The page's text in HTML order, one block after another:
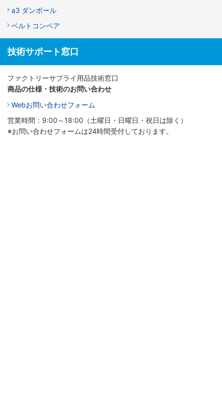
a3 ダンボール
ベルトコンベア
技術サポート窓口
ファクトリーサプライ用品技術窓口
商品の仕様・技術のお問い合わせ
Webお問い合わせフォーム
営業時間：9:00～18:00（土曜日・日曜日・祝日は除く）
※お問い合わせフォームは24時間受付しております。